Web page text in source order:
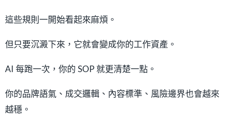
這些規則一開始看起來麻煩。
但只要沉澱下來，它就會變成你的工作資產。
AI 每跑一次，你的 SOP 就更清楚一點。
你的品牌語氣、成交邏輯、內容標準、風險邊界也會越來
越穩。